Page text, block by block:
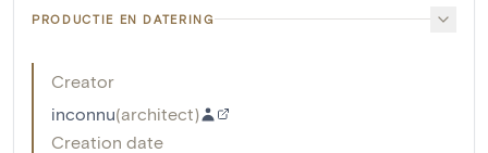
PRODUCTIE EN DATERING
Creator
inconnu(architect)
Creation date